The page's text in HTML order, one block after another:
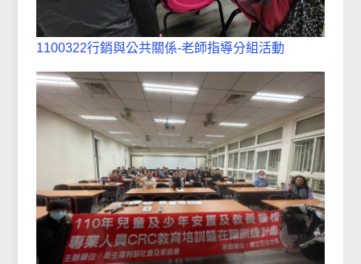
1100322行銷與公共關係-老師指導分組活動